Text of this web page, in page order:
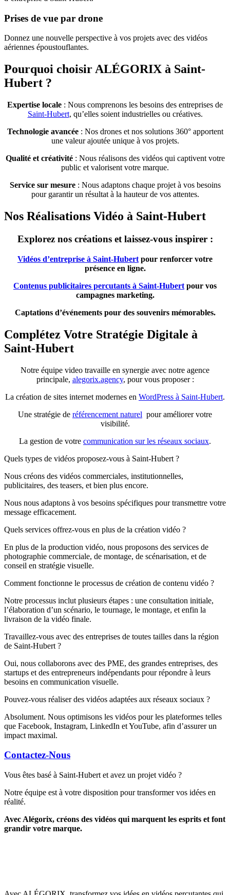
Prises de vue par drone
Donnez une nouvelle perspective à vos projets avec des vidéos
aériennes époustouflantes.
Pourquoi choisir ALÉGORIX à Saint-
Hubert ?
Expertise locale : Nous comprenons les besoins des entreprises de
Saint-Hubert, qu’elles soient industrielles ou créatives.
Technologie avancée: Nos drones et nos solutions 360° apportent
une valeur ajoutée unique à vos projets.
Qualité et créativité: Nous réalisons des vidéos qui captivent votre
public et valorisent votre marque.
Service sur mesure: Nous adaptons chaque projet à vos besoins
pour garantir un résultat à la hauteur de vos attentes.
Nos Réalisations Vidéo à Saint-Hubert
Explorez nos créations et laissez-vous inspirer :
Vidéos d’entreprise à Saint-Hubert pour renforcer votre
présence en ligne.
Contenus publicitaires percutants à Saint-Hubert pour vos
campagnes marketing.
Captations d’événements pour des souvenirs mémorables.
Complétez Votre Stratégie Digitale à
Saint-Hubert
Notre équipe video travaille en synergie avec notre agence
principale, alegorix.agency, pour vous proposer :
La création de sites internet modernes en WordPress à Saint-Hubert.
Une stratégie de référencement naturel pour améliorer votre
visibilité.
La gestion de votre communication sur les réseaux sociaux.
Quels types de vidéos proposez-vous à Saint-Hubert ?
Nous créons des vidéos commerciales, institutionnelles,
publicitaires, des teasers, et bien plus encore.
Nous nous adaptons à vos besoins spécifiques pour transmettre votre
message efficacement.
Quels services offrez-vous en plus de la création vidéo ?
En plus de la production vidéo, nous proposons des services de
photographie commerciale, de montage, de scénarisation, et de
conseil en stratégie visuelle.
Comment fonctionne le processus de création de contenu vidéo ?
Notre processus inclut plusieurs étapes : une consultation initiale,
l’élaboration d’un scénario, le tournage, le montage, et enfin la
livraison de la vidéo finale.
Travaillez-vous avec des entreprises de toutes tailles dans la région
de Saint-Hubert ?
Oui, nous collaborons avec des PME, des grandes entreprises, des
startups et des entrepreneurs indépendants pour répondre à leurs
besoins en communication visuelle.
Pouvez-vous réaliser des vidéos adaptées aux réseaux sociaux ?
Absolument. Nous optimisons les vidéos pour les plateformes telles
que Facebook, Instagram, LinkedIn et YouTube, afin d’assurer un
impact maximal.
Contactez-Nous
Vous êtes basé à Saint-Hubert et avez un projet vidéo ?
Notre équipe est à votre disposition pour transformer vos idées en
réalité.
Avec Alégorix, créons des vidéos qui marquent les esprits et font
grandir votre marque.